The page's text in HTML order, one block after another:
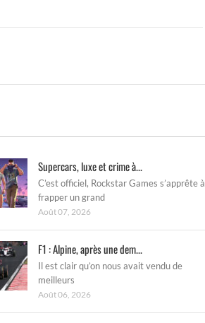
Supercars, luxe et crime à...
C’est officiel, Rockstar Games s’apprête à
frapper un grand
Août 07, 2026
F1 : Alpine, après une dem...
Il est clair qu’on nous avait vendu de
meilleurs
Août 06, 2026